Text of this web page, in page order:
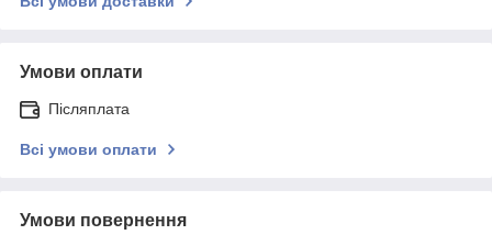
Умови оплати
Післяплата
Всі умови оплати
Умови повернення